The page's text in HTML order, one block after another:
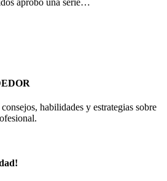
aprobó una serie…
habilidades y estrategias sobre